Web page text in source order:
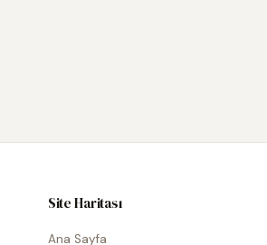
Site Haritası
Ana Sayfa